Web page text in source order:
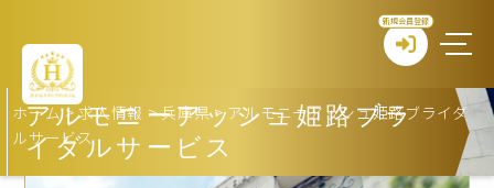
新規会員登録
アルモニーアッシュ姫路ブラ
イダルサービス
ホーム>求人情報 >兵庫県>アルモニーアッシュ姫路ブライダ
ルサービス